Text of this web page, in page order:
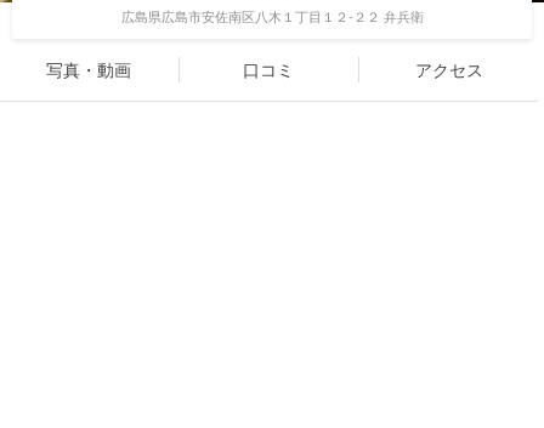
広島県広島市安佐南区八木１丁目１２-２２ 弁兵衛
写真・動画 口コミ アクセス